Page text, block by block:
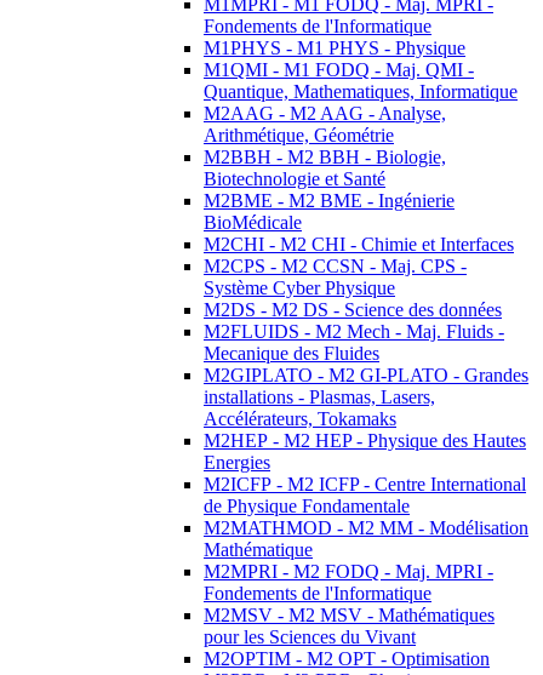
M1MPRI - M1 FODQ - Maj. MPRI -
Fondements de l'Informatique
M1PHYS - M1 PHYS - Physique
M1QMI - M1 FODQ - Maj. QMI -
Quantique, Mathematiques, Informatique
M2AAG - M2 AAG - Analyse,
Arithmétique, Géométrie
M2BBH - M2 BBH - Biologie,
Biotechnologie et Santé
M2BME - M2 BME - Ingénierie
BioMédicale
M2CHI - M2 CHI - Chimie et Interfaces
M2CPS - M2 CCSN - Maj. CPS -
Système Cyber Physique
M2DS - M2 DS - Science des données
M2FLUIDS - M2 Mech - Maj. Fluids -
Mecanique des Fluides
M2GIPLATO - M2 GI-PLATO - Grandes
installations - Plasmas, Lasers,
Accélérateurs, Tokamaks
M2HEP - M2 HEP - Physique des Hautes
Energies
M2ICFP - M2 ICFP - Centre International
de Physique Fondamentale
M2MATHMOD - M2 MM - Modélisation
Mathématique
M2MPRI - M2 FODQ - Maj. MPRI -
Fondements de l'Informatique
M2MSV - M2 MSV - Mathématiques
pour les Sciences du Vivant
M2OPTIM - M2 OPT - Optimisation